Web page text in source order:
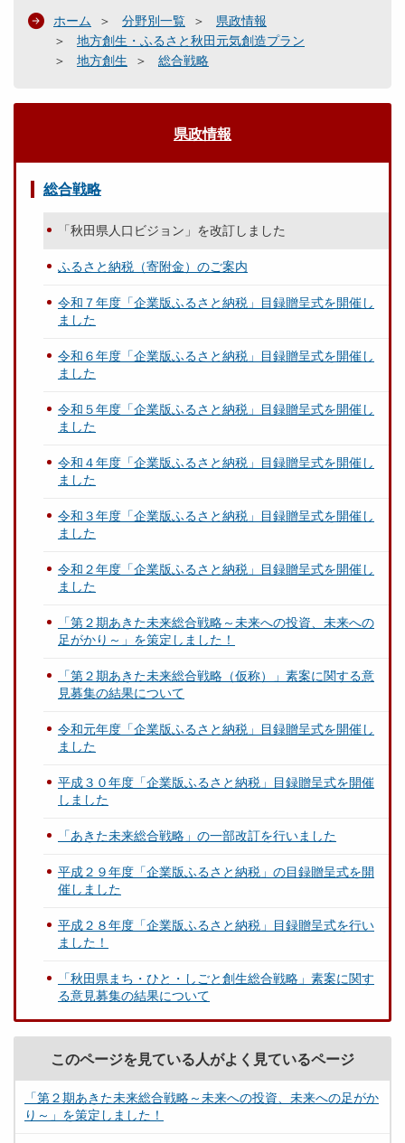
ホーム 分野別一覧
県政情報
地方創生・ふるさと秋田元気創造プラン
地方創生
総合戦略
県政情報
総合戦略
「秋田県人口ビジョン」を改訂しました
ふるさと納税（寄附金）のご案内
令和７年度「企業版ふるさと納税」目録贈呈式を開催し
ました
令和６年度「企業版ふるさと納税」目録贈呈式を開催し
ました
令和５年度「企業版ふるさと納税」目録贈呈式を開催し
ました
令和４年度「企業版ふるさと納税」目録贈呈式を開催し
ました
令和３年度「企業版ふるさと納税」目録贈呈式を開催し
ました
令和２年度「企業版ふるさと納税」目録贈呈式を開催し
ました
「第２期あきた未来総合戦略～未来への投資、未来への
足がかり～」を策定しました！
「第２期あきた未来総合戦略（仮称）」素案に関する意
見募集の結果について
令和元年度「企業版ふるさと納税」目録贈呈式を開催し
ました
平成３０年度「企業版ふるさと納税」目録贈呈式を開催
しました
「あきた未来総合戦略」の一部改訂を行いました
平成２９年度「企業版ふるさと納税」の目録贈呈式を開
催しました
平成２８年度「企業版ふるさと納税」目録贈呈式を行い
ました！
「秋田県まち・ひと・しごと創生総合戦略」素案に関す
る意見募集の結果について
このページを見ている人がよく見ているページ
「第２期あきた未来総合戦略～未来への投資、未来への足がか
り～」を策定しました！